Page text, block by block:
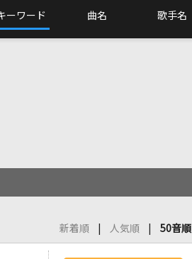
ーワード 曲名 歌手名
新着順
人気順 50音順